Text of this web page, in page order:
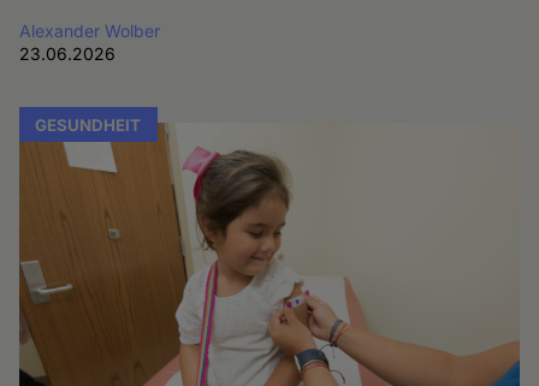
Alexander Wolber
23.06.2026
GESUNDHEIT